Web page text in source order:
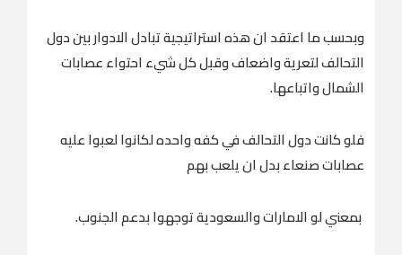
وبحسب ما اعتقد ان هذه استراتيجية تبادل الادوار بين دول
التحالف لتعرية واضعاف وقبل كل شيء احتواء عصابات
الشمال واتباعها.
فلو كانت دول التحالف في كفه واحده لكانوا لعبوا عليه
عصابات صنعاء بدل ان يلعب بهم
بمعني لو الامارات والسعودية توجهوا بدعم الجنوب.